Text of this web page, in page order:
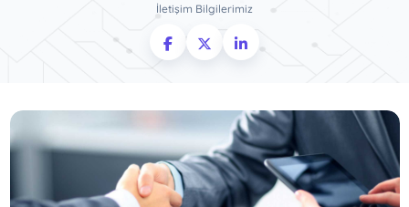
İletişim Bilgilerimiz